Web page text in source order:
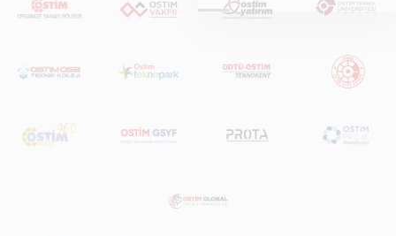
hazırlanan "Raylı
Perspektif – Sektör
Raporu 2025",
genelindeki raylı